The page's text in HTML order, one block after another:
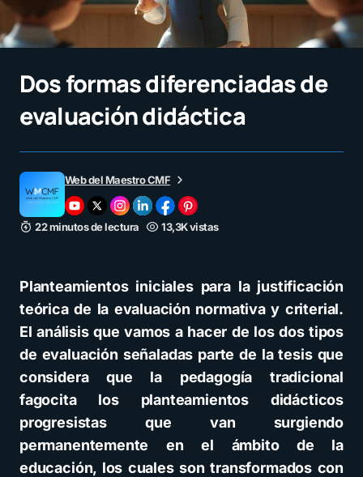
Dos formas diferenciadas de
evaluación didáctica
Web del Maestro CMF
22 minutos de lectura 13,3K vistas
Planteamientos iniciales para la justificación
teórica de la evaluación normativa y criterial.
El análisis que vamos a hacer de los dos tipos
de evaluación señaladas parte de la tesis que
considera que la pedagogía tradicional
fagocita los planteamientos didácticos
progresistas que van surgiendo
permanentemente en el ámbito de la
educación, los cuales son transformados con